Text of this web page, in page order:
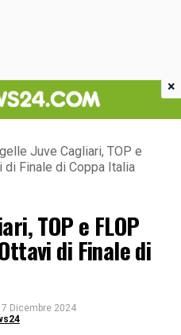
Juve Cagliari, TOP e
di Finale di Coppa Italia
TOP e FLOP
di Finale di
Dicembre 2024
×